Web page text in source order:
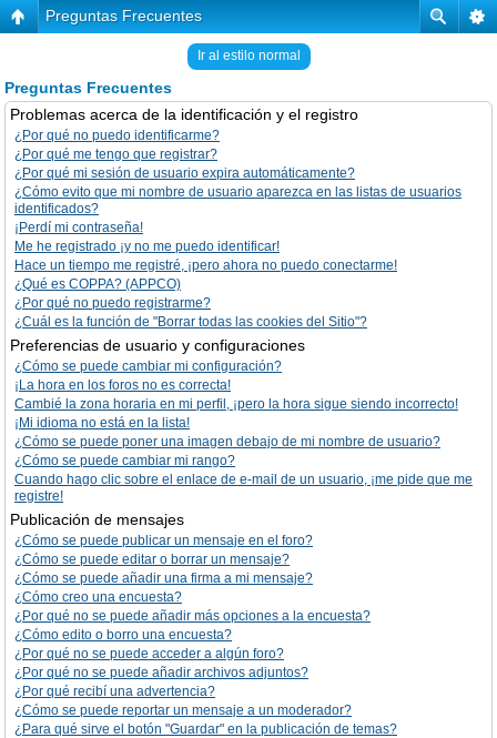
Preguntas Frecuentes
Ir al estilo normal
Preguntas Frecuentes
Problemas acerca de la identificación y el registro
¿Por qué no puedo identificarme?
¿Por qué me tengo que registrar?
¿Por qué mi sesión de usuario expira automáticamente?
¿Cómo evito que mi nombre de usuario aparezca en las listas de usuarios
identificados?
¡Perdí mi contraseña!
Me he registrado ¡y no me puedo identificar!
Hace un tiempo me registré, ¡pero ahora no puedo conectarme!
¿Qué es COPPA? (APPCO)
¿Por qué no puedo registrarme?
¿Cuál es la función de "Borrar todas las cookies del Sitio"?
Preferencias de usuario y configuraciones
¿Cómo se puede cambiar mi configuración?
¡La hora en los foros no es correcta!
Cambié la zona horaria en mi perfil, ¡pero la hora sigue siendo incorrecto!
¡Mi idioma no está en la lista!
¿Cómo se puede poner una imagen debajo de mi nombre de usuario?
¿Cómo se puede cambiar mi rango?
Cuando hago clic sobre el enlace de e-mail de un usuario, ¡me pide que me
registre!
Publicación de mensajes
¿Cómo se puede publicar un mensaje en el foro?
¿Cómo se puede editar o borrar un mensaje?
¿Cómo se puede añadir una firma a mi mensaje?
¿Cómo creo una encuesta?
¿Por qué no se puede añadir más opciones a la encuesta?
¿Cómo edito o borro una encuesta?
¿Por qué no se puede acceder a algún foro?
¿Por qué no se puede añadir archivos adjuntos?
¿Por qué recibí una advertencia?
¿Cómo se puede reportar un mensaje a un moderador?
¿Para qué sirve el botón "Guardar" en la publicación de temas?